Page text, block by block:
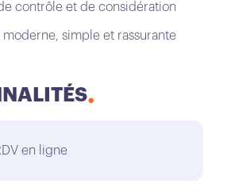
contrôle et de considération
moderne, simple et rassurante
en ligne